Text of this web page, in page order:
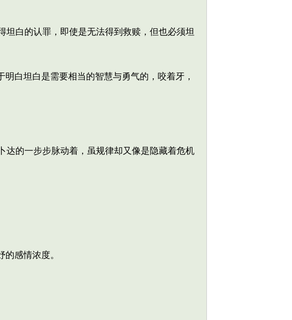
白的认罪，即使是无法得到救赎，但也必须坦
白坦白是需要相当的智慧与勇气的，咬着牙，
的一步步脉动着，虽规律却又像是隐藏着危机
感情浓度。